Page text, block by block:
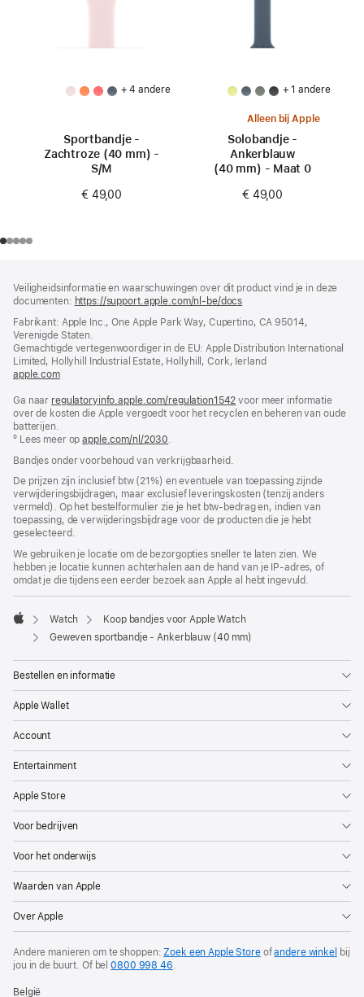
+ 4 andere
Sportbandje -
Zachtroze (40 mm) -
S/M
€ 49,00
+ 1 andere
Alleen bij Apple
Solobandje -
Ankerblauw
(40 mm) - Maat 0
€ 49,00
Veiligheidsinformatie en waarschuwingen over dit product vind je in deze
documenten: https://support.apple.com/nl-be/docs
nieuw
geopend)
Fabrikant: Apple Inc., One Apple Park Way, Cupertino, CA 95014,
Verenigde Staten.
Gemachtigde vertegenwoordiger in de EU: Apple Distribution International
Limited, Hollyhill Industrial Estate, Hollyhill, Cork, Ierland
apple.com(wordt
nieuw
venster
Ga naar regulatoryinfo.apple.com/regulation1542 (wordt
in
voor meer informatie
over de kosten die Apple vergoedt voor het recyclen en beheren van oude
batterijen.
º Lees meer opapple.com/nl/2030.
Bandjes onder voorbehoud van verkrijgbaarheid.
De prijzen zijn inclusief btw (21%) en eventuele van toepassing zijnde
verwijderingsbijdragen, maar exclusief leveringskosten (tenzij anders
vermeld). Op het bestelformulier zie je het btw-bedrag en, indien van
toepassing, de verwijderingsbijdrage voor de producten die je hebt
geselecteerd.
We gebruiken je locatie om de bezorgopties sneller te laten zien. We
hebben je locatie kunnen achterhalen aan de hand van je IP-adres, of
omdat je die tijdens een eerder bezoek aan Apple al hebt ingevuld.
Apple
Watch
Koop bandjes voor Apple Watch
Geweven sportbandje - Ankerblauw (40 mm)
Bestellen en informatie
Apple Wallet
Account
Entertainment
Apple Store
Voor bedrijven
Voor het onderwijs
Waarden van Apple
Over Apple
Andere manieren om te shoppen: Zoek een Apple Storeofandere winkel bij
jou in de buurt. Of bel0800 998 46
België